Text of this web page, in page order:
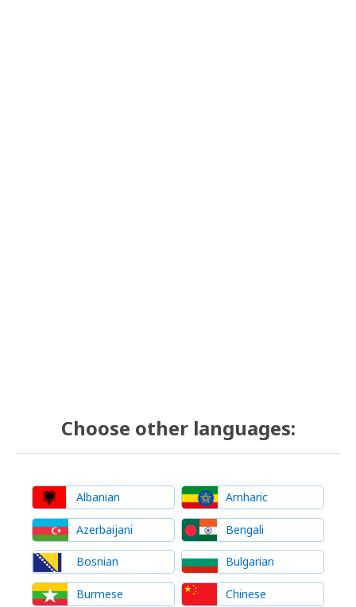
Choose other languages:
Albanian Amharic
Azerbaijani Bengali
Bosnian Bulgarian
Burmese Chinese